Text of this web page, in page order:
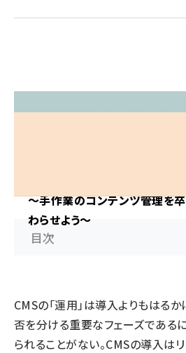
～手作業のコンテンツ管理を卒
わらせよう～
目次
CMSの「運用」は導入よりもはる
否を分ける重要なフェーズである
られることがない。CMSの導入は